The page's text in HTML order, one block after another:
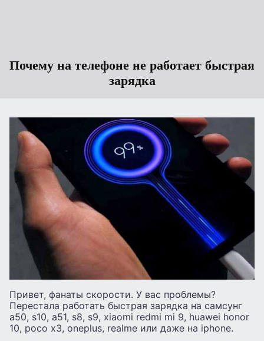
Почему на телефоне не работает быстрая
зарядка
Привет, фанаты скорости. У вас проблемы?
Перестала работать быстрая зарядка на самсунг
а50, s10, а51, s8, s9, xiaomi redmi mi 9, huawei honor
10, poco x3, oneplus, realme или даже на iphone.